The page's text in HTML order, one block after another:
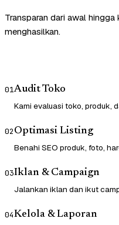
Transparan dari awal
menghasilkan.
01Audit Toko
Kami evaluasi toko, produk,
02Optimasi Listing
Benahi SEO produk, foto,
03Iklan & Campaign
Jalankan iklan dan ikut
04Kelola & Laporan